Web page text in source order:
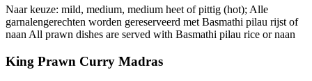
Naar keuze: mild, medium, medium heet of pittig (hot); Alle
garnalengerechten worden gereserveerd met Basmathi pilau rijst of
naan All prawn dishes are served with Basmathi pilau rice or naan
King Prawn Curry Madras